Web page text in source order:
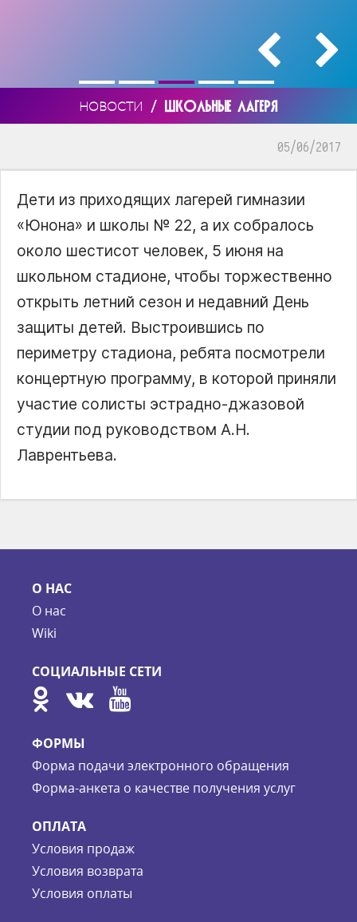
НОВОСТИ / ШКОЛЬНЫЕ ЛАГЕРЯ
05/06/2017
Дети из приходящих лагерей гимназии
«Юнона» и школы № 22, а их собралось
около шестисот человек, 5 июня на
школьном стадионе, чтобы торжественно
открыть летний сезон и недавний День
защиты детей. Выстроившись по
периметру стадиона, ребята посмотрели
концертную программу, в которой приняли
участие солисты эстрадно-джазовой
студии под руководством А.Н.
Лаврентьева.
О НАС
О нас
Wiki
СОЦИАЛЬНЫЕ СЕТИ
ФОРМЫ
Форма подачи электронного обращения
Форма-анкета о качестве получения услуг
ОПЛАТА
Условия продаж
Условия возврата
Условия оплаты